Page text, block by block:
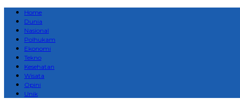
Home
Dunia
Nasional
Polhukam
Ekonomi
Tekno
Kesehatan
Wisata
Opini
Unik